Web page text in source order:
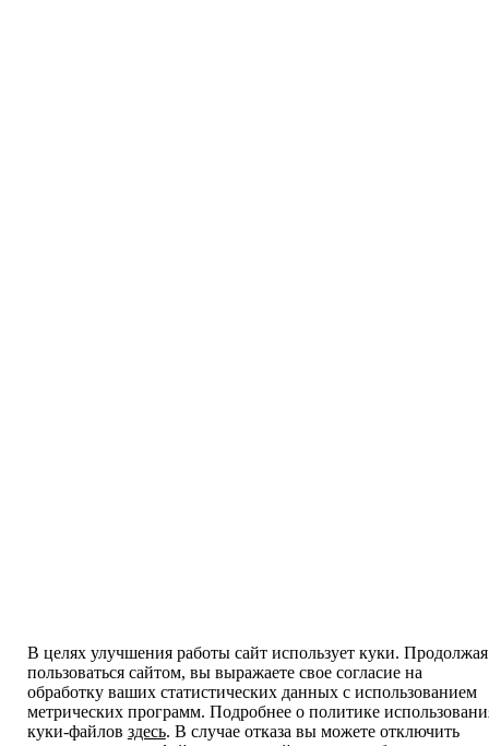
В целях улучшения работы сайт использует куки. Продолжая
пользоваться сайтом, вы выражаете свое согласие на
обработку ваших статистических данных с использованием
метрических программ. Подробнее о политике
куки-файлов здесь. В случае отказа вы можете отключить